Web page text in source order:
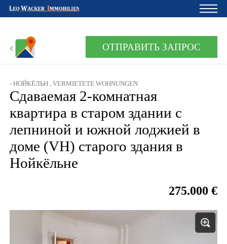
Главная
Владельцам
О нас
Девелопмент
Кредитный калькулятор
Контакты
ОТПРАВИТЬ ЗАПРОС
- НОЙКЁЛЬН , VERMIETETE WOHNUNGEN
Сдаваемая 2-комнатная
квартира в старом здании с
лепниной и южной лоджией в
доме (VH) старого здания в
Нойкёльне
275.000 €